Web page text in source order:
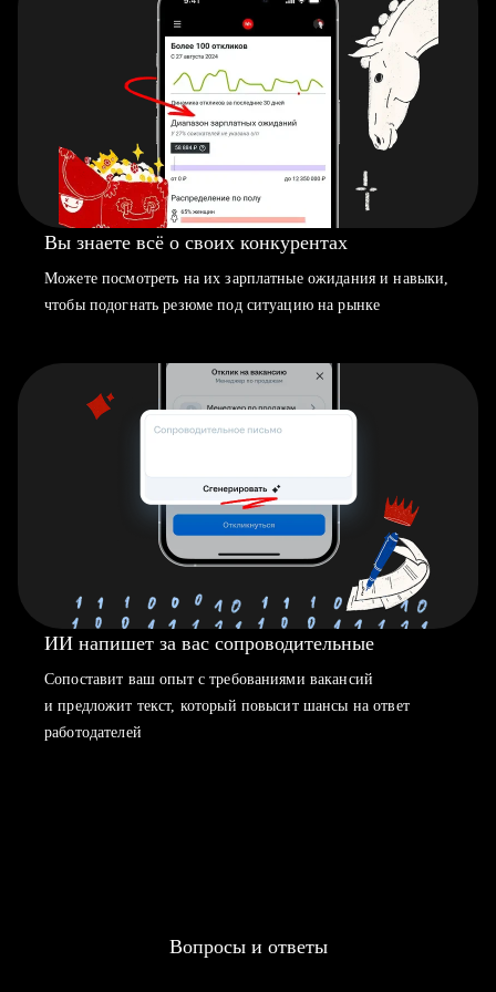
Вы знаете всё о своих конкурентах
Можете посмотреть на их зарплатные ожидания и навыки,
чтобы подогнать резюме под ситуацию на рынке
ИИ напишет за вас сопроводительные
Сопоставит ваш опыт с требованиями вакансий
и предложит текст, который повысит шансы на ответ
работодателей
Вопросы и ответы